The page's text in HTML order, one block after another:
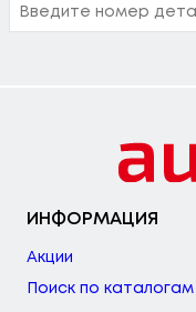
ИНФОРМАЦИЯ
Акции
Поиск по каталогам